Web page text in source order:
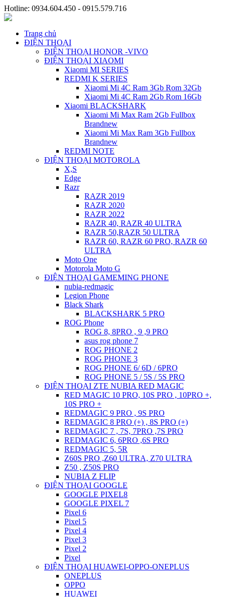
Hotline: 0934.604.450 - 0915.579.716
Trang chủ
ĐIỆN THOẠI
ĐIỆN THOẠI HONOR -VIVO
ĐIỆN THOẠI XIAOMI
Xiaomi MI SERIES
REDMI K SERIES
Xiaomi Mi 4C Ram 3Gb Rom 32Gb
Xiaomi Mi 4C Ram 2Gb Rom 16Gb
Xiaomi BLACKSHARK
Xiaomi Mi Max Ram 2Gb Fullbox
Brandnew
Xiaomi Mi Max Ram 3Gb Fullbox
Brandnew
REDMI NOTE
ĐIỆN THOẠI MOTOROLA
X,S
Edge
Razr
RAZR 2019
RAZR 2020
RAZR 2022
RAZR 40, RAZR 40 ULTRA
RAZR 50,RAZR 50 ULTRA
RAZR 60, RAZR 60 PRO, RAZR 60
ULTRA
Moto One
Motorola Moto G
ĐIỆN THOẠI GAMEMING PHONE
nubia-redmagic
Legion Phone
Black Shark
BLACKSHARK 5 PRO
ROG Phone
ROG 8, 8PRO , 9 ,9 PRO
asus rog phone 7
ROG PHONE 2
ROG PHONE 3
ROG PHONE 6/ 6D / 6PRO
ROG PHONE 5 / 5S / 5S PRO
ĐIỆN THOẠI ZTE NUBIA RED MAGIC
RED MAGIC 10 PRO, 10S PRO , 10PRO +,
10S PRO +
REDMAGIC 9 PRO , 9S PRO
REDMAGIC 8 PRO (+) , 8S PRO (+)
REDMAGIC 7 , 7S, 7PRO ,7S PRO
REDMAGIC 6, 6PRO ,6S PRO
REDMAGIC 5, 5R
Z60S PRO ,Z60 ULTRA, Z70 ULTRA
Z50 , Z50S PRO
NUBIA Z FLIP
ĐIỆN THOẠI GOOGLE
GOOGLE PIXEL8
GOOGLE PIXEL 7
Pixel 6
Pixel 5
Pixel 4
Pixel 3
Pixel 2
Pixel
ĐIỆN THOẠI HUAWEI-OPPO-ONEPLUS
ONEPLUS
OPPO
HUAWEI